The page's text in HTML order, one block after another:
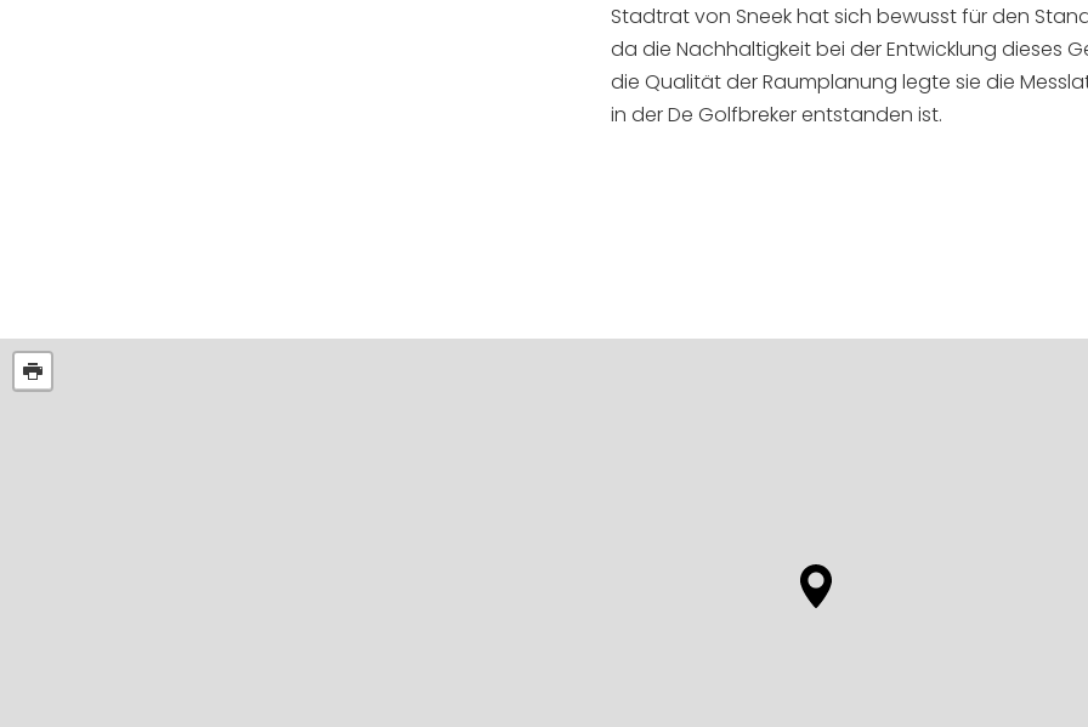
Stadtrat von Sneek hat sich bewusst für den
da die Nachhaltigkeit bei der Entwicklung dieses
die Qualität der Raumplanung legte sie die
in der De Golfbreker entstanden ist.